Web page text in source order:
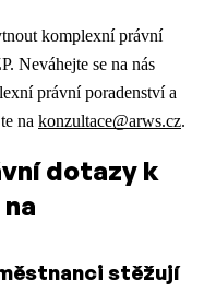
komplexní právní
Neváhejte se na nás
právní poradenství a
na konzultace@arws.cz.
dotazy k
stěžují